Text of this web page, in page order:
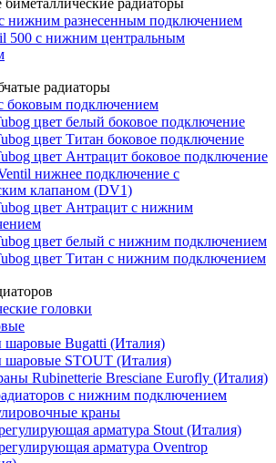
нижним разнесенным подключением
500 с нижним центральным
радиаторы
боковым подключением
цвет белый боковое подключение
цвет Титан боковое подключение
цвет Антрацит боковое подключение
нижнее подключение с
клапаном (DV1)
цвет Антрацит с нижним
цвет белый с нижним подключением
цвет Титан с нижним подключением
головки
Bugatti (Италия)
шаровые STOUT (Италия)
Rubinetterie Bresciane Eurofly (Италия)
с нижним подключением
краны
арматура Stout (Италия)
арматура Oventrop